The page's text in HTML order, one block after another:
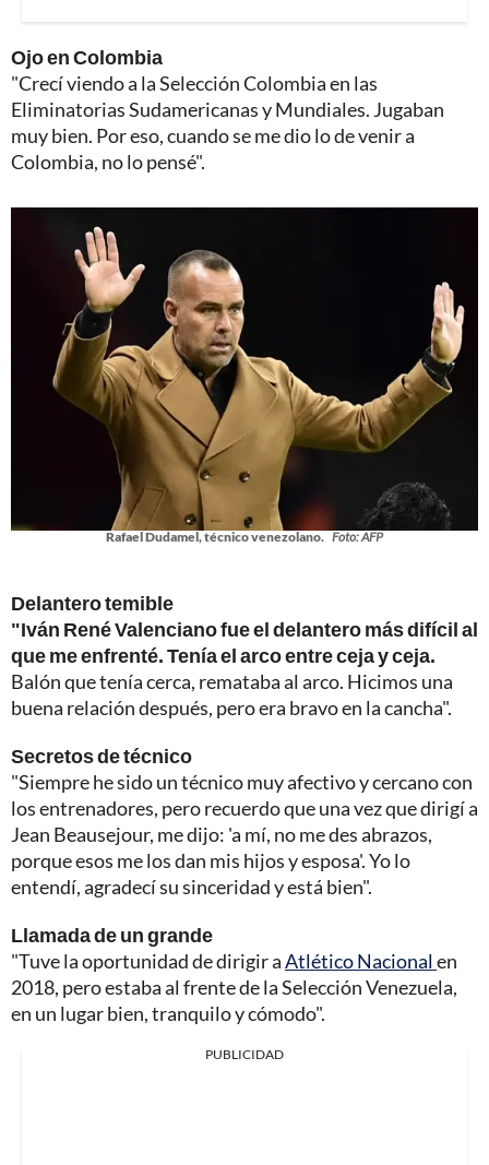
Ojo en Colombia
"Crecí viendo a la Selección Colombia en las
Eliminatorias Sudamericanas y Mundiales. Jugaban
muy bien. Por eso, cuando se me dio lo de venir a
Colombia, no lo pensé".
Rafael Dudamel, técnico venezolano. Foto: AFP
Delantero temible
"Iván René Valenciano fue el delantero más difícil al
que me enfrenté. Tenía el arco entre ceja y ceja.
Balón que tenía cerca, remataba al arco. Hicimos una
buena relación después, pero era bravo en la cancha".
Secretos de técnico
"Siempre he sido un técnico muy afectivo y cercano con
los entrenadores, pero recuerdo que una vez que dirigí a
Jean Beausejour, me dijo: 'a mí, no me des abrazos,
porque esos me los dan mis hijos y esposa'. Yo lo
entendí, agradecí su sinceridad y está bien".
Llamada de un grande
"Tuve la oportunidad de dirigir aAtlético Nacionalen
2018, pero estaba al frente de la Selección Venezuela,
en un lugar bien, tranquilo y cómodo".
PUBLICIDAD